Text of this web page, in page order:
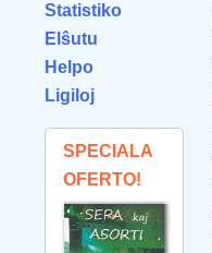
Statistiko
Elŝutu
Helpo
Ligiloj
SPECIALA
OFERTO!